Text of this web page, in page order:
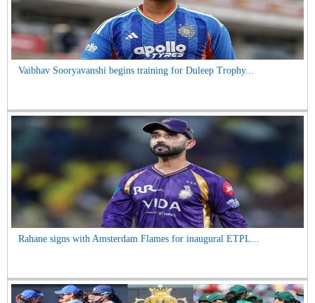
Vaibhav Sooryavanshi begins training for Duleep Trophy...
Rahane signs with Amsterdam Flames for inaugural ETPL...